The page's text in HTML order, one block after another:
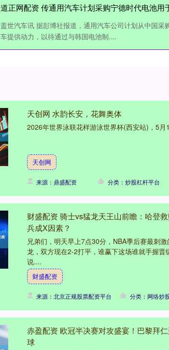
道正网配资 传通用汽车计划采购宁德时代电池用
盖世汽车讯 据彭博社报道，通用汽车公司计划从中国
车提供动力，以待通过与韩国电池制....
天创网 水韵长安，花舞奥体
2026年世界泳联花样游泳世界杯(西安站)，5
天创网
来源：鼎盛配资 分类：炒股杠杆平台
财盛配资 骑士vs猛龙天王山前瞻：哈登
兵成X因素？
兄弟们，明天早上7点30分，NBA季后赛最刺
龙，双方现在2-2打平，谁赢下这场谁就手握
说....
财盛配资
来源：北京正规股票配资平台 分类：网络炒
赤盈配资 欧冠半决赛对攻盛宴！巴黎拜
球